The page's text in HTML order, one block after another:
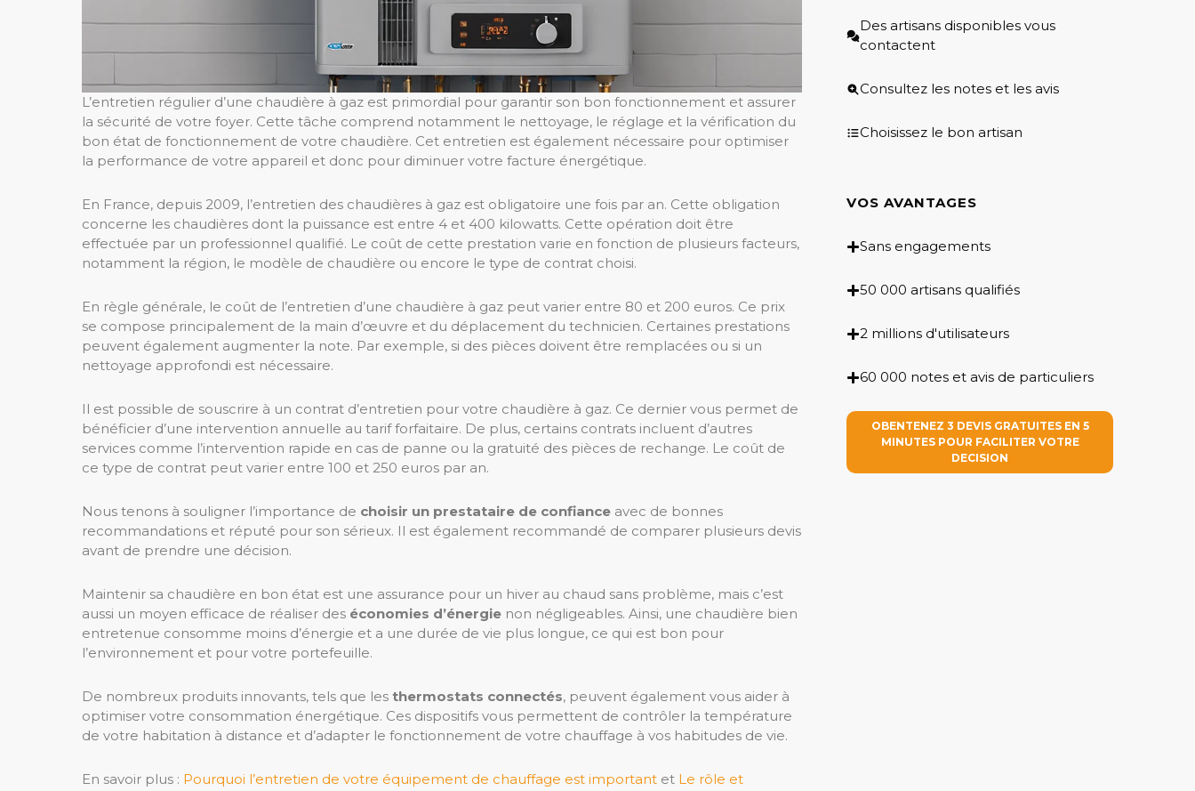
L’entretien régulier d’une chaudière à gaz est primordial pour garantir son bon fonctionnement et assurer
la sécurité de votre foyer. Cette tâche comprend notamment le nettoyage, le réglage et la vérification du
bon état de fonctionnement de votre chaudière. Cet entretien est également nécessaire pour optimiser
la performance de votre appareil et donc pour diminuer votre facture énergétique.
En France, depuis 2009, l’entretien des chaudières à gaz est obligatoire une fois par an. Cette obligation
concerne les chaudières dont la puissance est entre 4 et 400 kilowatts. Cette opération doit être
effectuée par un professionnel qualifié. Le coût de cette prestation varie en fonction de plusieurs facteurs,
notamment la région, le modèle de chaudière ou encore le type de contrat choisi.
En règle générale, le coût de l’entretien d’une chaudière à gaz peut varier entre 80 et 200 euros. Ce prix
se compose principalement de la main d’œuvre et du déplacement du technicien. Certaines prestations
peuvent également augmenter la note. Par exemple, si des pièces doivent être remplacées ou si un
nettoyage approfondi est nécessaire.
Il est possible de souscrire à un contrat d’entretien pour votre chaudière à gaz. Ce dernier vous permet de
bénéficier d’une intervention annuelle au tarif forfaitaire. De plus, certains contrats incluent d’autres
services comme l’intervention rapide en cas de panne ou la gratuité des pièces de rechange. Le coût de
ce type de contrat peut varier entre 100 et 250 euros par an.
Nous tenons à souligner l’importance de choisir un prestataire de confiance avec de bonnes
recommandations et réputé pour son sérieux. Il est également recommandé de comparer plusieurs devis
avant de prendre une décision.
Maintenir sa chaudière en bon état est une assurance pour un hiver au chaud sans problème, mais c’est
aussi un moyen efficace de réaliser des économies d’énergie non négligeables. Ainsi, une chaudière bien
entretenue consomme moins d’énergie et a une durée de vie plus longue, ce qui est bon pour
l’environnement et pour votre portefeuille.
De nombreux produits innovants, tels que les thermostats connectés, peuvent également vous aider à
optimiser votre consommation énergétique. Ces dispositifs vous permettent de contrôler la température
de votre habitation à distance et d’adapter le fonctionnement de votre chauffage à vos habitudes de vie.
En savoir plus : Pourquoi l’entretien de votre équipement de chauffage est important et Le rôle et
Des artisans disponibles vous
contactent
Consultez les notes et les avis
Choisissez le bon artisan
VOS AVANTAGES
Sans engagements
50 000 artisans qualifiés
2 millions d'utilisateurs
60 000 notes et avis de particuliers
OBENTENEZ 3 DEVIS GRATUITES EN 5
MINUTES POUR FACILITER VOTRE
DECISION